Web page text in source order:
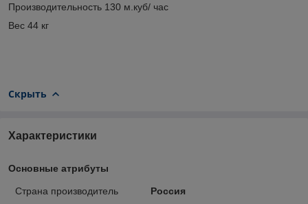
Производительность 130 м.куб/ час
Вес 44 кг
Скрыть
Характеристики
Основные атрибуты
Страна производитель
Россия